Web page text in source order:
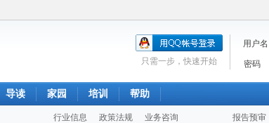
用户名
密码
只需一步，快速开始
导读 家园 培训 帮助
行业信息 政策法规
业务咨询
报告预审